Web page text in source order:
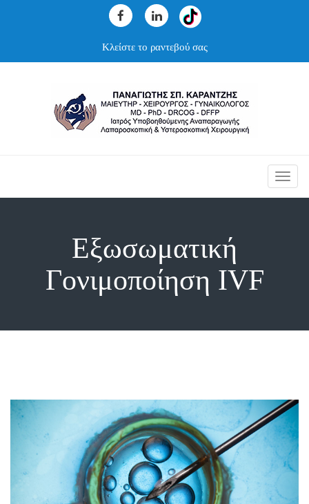
Κλείστε το ραντεβού σας
Εξωσωματική
Γονιμοποίηση IVF